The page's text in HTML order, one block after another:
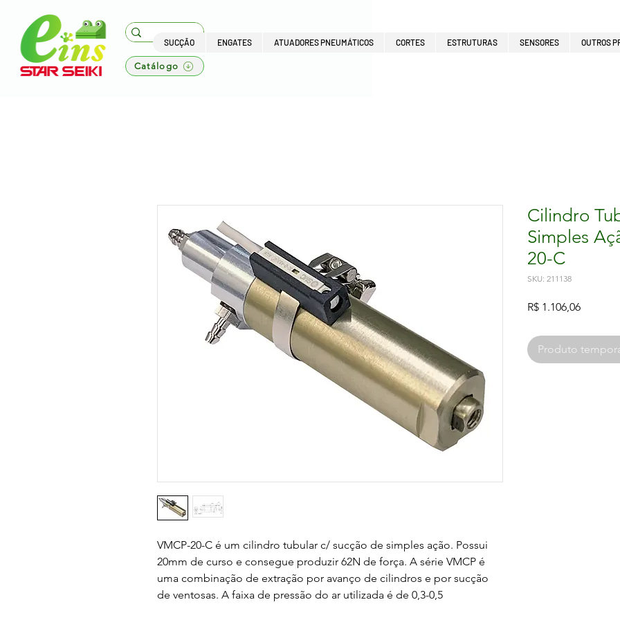
Catálogo
SUCÇÃO ENGATES ATUADORES PNEUMÁTICOS CORTES ESTRUTURAS SENSORES OUTROS
VMCP-20-C é um cilindro tubular c/ sucção de simples ação. Possui
20mm de curso e consegue produzir 62N de força. A série VMCP é
uma combinação de extração por avanço de cilindros e por sucção
de ventosas. A faixa de pressão do ar utilizada é de 0,3-0,5
Cilindro
Simples
20-C
SKU: 211138
R$ 1.106,06Preço
Produto